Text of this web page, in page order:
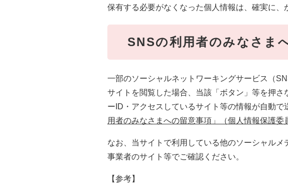
保有する必要がなくなった個人情報は、確実に、
SNSの利用者のみなさま
一部のソーシャルネットワーキングサービス（
サイトを閲覧した場合、当該「ボタン」等を押
ーID・アクセスしているサイト等の情報が自動
用者のみなさまへの留意事項」（個人情報保護委
なお、当サイトで利用している他のソーシャル
事業者のサイト等でご確認ください。
【参考】